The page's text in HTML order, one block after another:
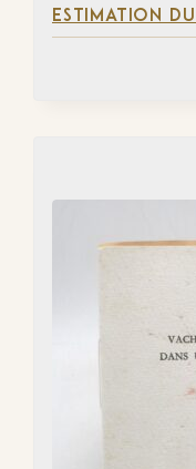
ESTIMATION